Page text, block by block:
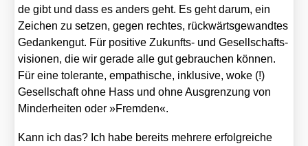
de gibt und dass es anders geht. Es geht dar­um, ein
Zei­chen zu set­zen, gegen rech­tes, rück­wärts­ge­wand­tes
Gedan­ken­gut. Für posi­ti­ve Zukunfts- und Gesell­schafts­
vi­sio­nen, die wir gera­de alle gut gebrau­chen kön­nen.
Für eine tole­ran­te, empa­thi­sche, inklu­si­ve, woke (!)
Gesell­schaft ohne Hass und ohne Aus­gren­zung von
Min­der­hei­ten oder »Frem­den«.
Kann ich das? Ich habe bereits meh­re­re erfolg­rei­che